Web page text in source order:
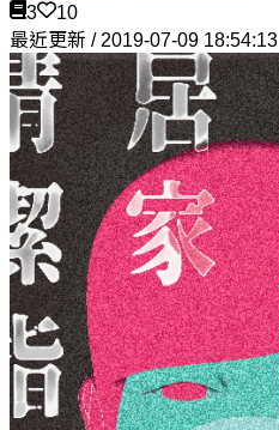
3
10
最近更新 / 2019-07-09 18:54:13